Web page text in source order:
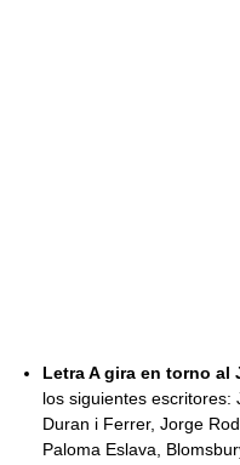
Letra A gira en torno al
los siguientes escritores:
Duran i Ferrer, Jorge
Paloma Eslava,